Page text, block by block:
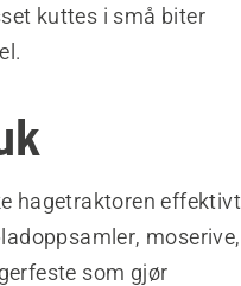
kuttes i små biter
hagetraktoren effektivt
moserive,
som gjør